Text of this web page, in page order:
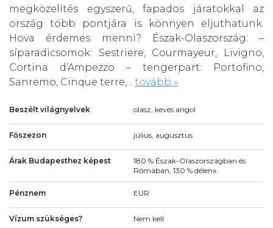
megközelítés egyszerű, fapados járatokkal az
ország több pontjára is könnyen eljuthatunk.
Hova érdemes menni? Észak-Olaszország: –
síparadicsomok: Sestriere, Courmayeur, Livigno,
Cortina d’Ampezzo – tengerpart: Portofino,
Sanremo, Cinque terre,... tovább »
Beszélt világnyelvek olasz, kevés angol
Főszezon július, augusztus
Árak Budapesthez képest
180 % Észak-Olaszországban és
Rómában, 130 % délenx
Pénznem EUR
Vízum szükséges? Nem kell